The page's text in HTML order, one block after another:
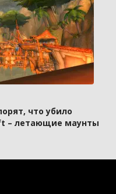
что убило
– летающие маунты